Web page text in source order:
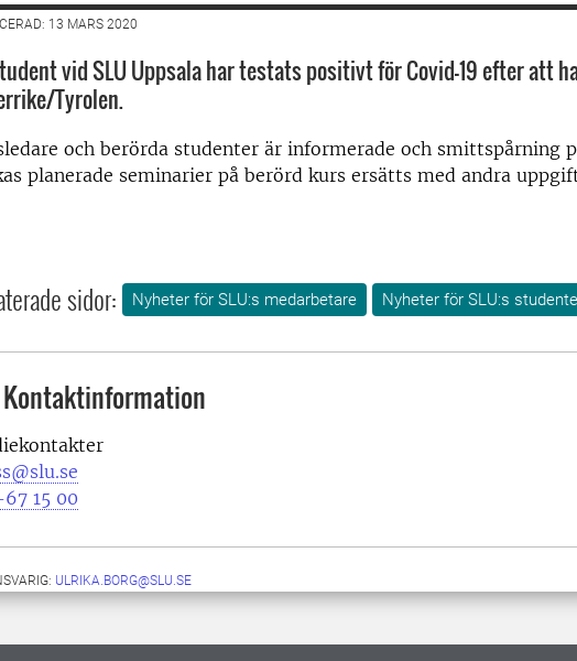
13 MARS 2020
vid SLU Uppsala har testats positivt för Covid-19 efter att
Tyrolen.
och berörda studenter är informerade och smittspårning
planerade seminarier på berörd kurs ersätts med andra
sidor: Nyheter för SLU:s medarbetare Nyheter för SLU:s
Kontaktinformation
15 00
ULRIKA.BORG@SLU.SE